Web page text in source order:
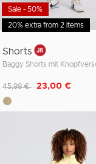
20% extra from 2 items
Sale - 50%
Shorts
Reduziert von
45,99 € auf
23,00 €